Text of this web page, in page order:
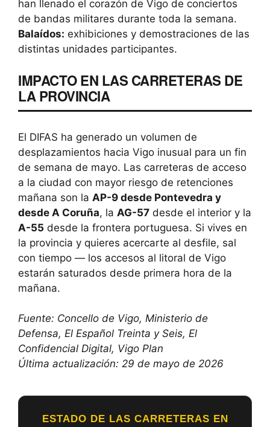
han llenado el corazón de Vigo de conciertos
de bandas militares durante toda la semana.
Balaídos: exhibiciones y demostraciones de las
distintas unidades participantes.
IMPACTO EN LAS CARRETERAS DE
LA PROVINCIA
El DIFAS ha generado un volumen de
desplazamientos hacia Vigo inusual para un fin
de semana de mayo. Las carreteras de acceso
a la ciudad con mayor riesgo de retenciones
mañana son la AP-9 desde Pontevedra y
desde A Coruña, la AG-57 desde el interior y la
A-55 desde la frontera portuguesa. Si vives en
la provincia y quieres acercarte al desfile, sal
con tiempo — los accesos al litoral de Vigo
estarán saturados desde primera hora de la
mañana.
Fuente: Concello de Vigo, Ministerio de
Defensa, El Español Treinta y Seis, El
Confidencial Digital, Vigo Plan
Última actualización: 29 de mayo de 2026
ESTADO DE LAS CARRETERAS EN